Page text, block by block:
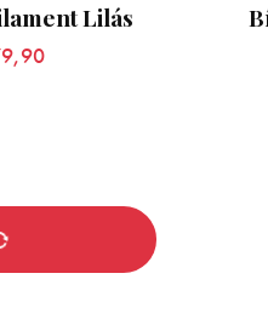
Lilás